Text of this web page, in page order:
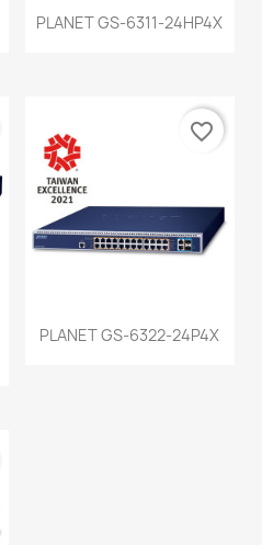
PLANET GS-6311-24HP4X
PLANET GS-6322-24P4X
favorite_border